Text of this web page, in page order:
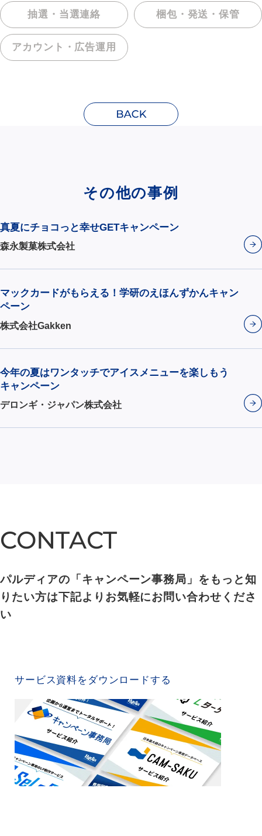
抽選・当選連絡 梱包・発送・保管
アカウント・ 広告運用
その他の事例
真夏にチョコっと幸せGETキャンペーン
森永製菓株式会社
マックカードがもらえる！学研のえほんずかんキャン
ペーン
株式会社Gakken
今年の夏はワンタッチでアイスメニューを楽しもう
キャンペーン
デロンギ・ジャパン株式会社
CONTACT
CONTACT
パルディアの「キャンペーン事務局」をもっと知
りたい方は下記よりお気軽にお問い合わせくださ
い
サービス資料をダウンロードする